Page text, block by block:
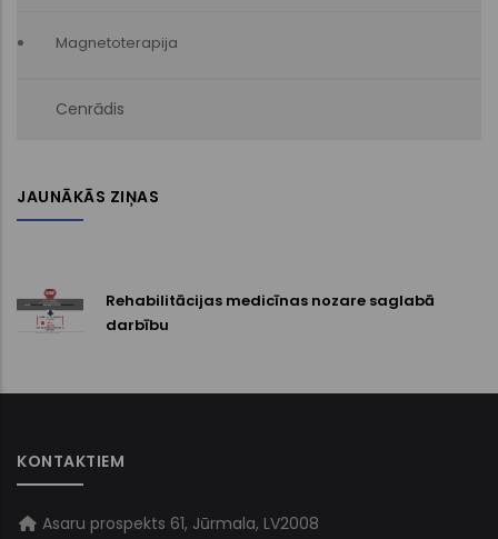
Magnetoterapija
Cenrādis
JAUNĀKĀS ZIŅAS
Rehabilitācijas medicīnas nozare saglabā
darbību
KONTAKTIEM
Asaru prospekts 61, Jūrmala, LV2008